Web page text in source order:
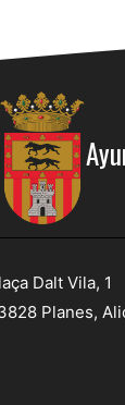
Dalt Vila, 1
Planes,